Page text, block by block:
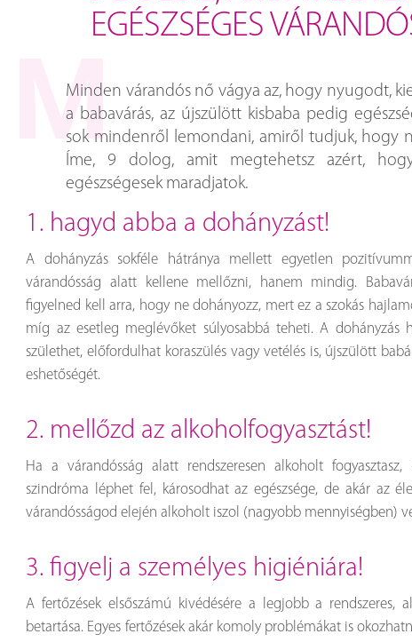
EGÉSZSÉGES
Minden várandós nő vágya az, hogy nyugodt,
a babavárás, az újszülött kisbaba pedig
sok mindenről lemondani, amiről tudjuk, hogy
Íme, 9 dolog, amit megtehetsz azért,
egészségesek maradjatok.
1. hagyd abba a dohányzást!
A dohányzás sokféle hátránya mellett egyetlen
várandósság alatt kellene mellőzni, hanem mindig.
figyelned kell arra, hogy ne dohányozz, mert ez a szokás
míg az esetleg meglévőket súlyosabbá teheti. A dohányzás
születhet, előfordulhat koraszülés vagy vetélés is, újszülött
eshetőségét.
2. mellőzd az alkoholfogyasztást!
Ha a várandósság alatt rendszeresen alkoholt
szindróma léphet fel, károsodhat az egészsége, de akár az
várandósságod elején alkoholt iszol (nagyobb mennyiségben)
3. figyelj a személyes higiéniára!
A fertőzések elsőszámú kivédésére a legjobb a rendszeres,
betartása. Egyes fertőzések akár komoly problémákat is